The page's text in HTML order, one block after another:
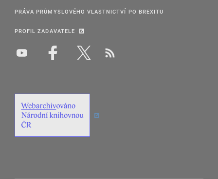
PRÁVA PRŮMYSLOVÉHO VLASTNICTVÍ PO BREXITU
PROFIL ZADAVATELE